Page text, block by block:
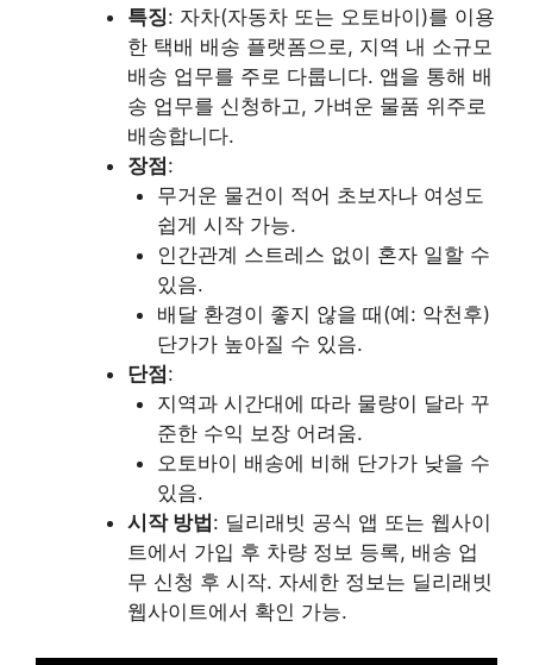
특징: 자차(자동차 또는 오토바이)를 이용
한 택배 배송 플랫폼으로, 지역 내 소규모
배송 업무를 주로 다룹니다. 앱을 통해 배
송 업무를 신청하고, 가벼운 물품 위주로
배송합니다.
장점 :
무거운 물건이 적어 초보자나 여성도
쉽게 시작 가능.
인간관계 스트레스 없이 혼자 일할 수
있음.
배달 환경이 좋지 않을 때(예: 악천후)
단가가 높아질 수 있음.
단점 :
지역과 시간대에 따라 물량이 달라 꾸
준한 수익 보장 어려움.
오토바이 배송에 비해 단가가 낮을 수
있음.
시작 방법 : 딜리래빗 공식 앱 또는 웹사이
트에서 가입 후 차량 정보 등록, 배송 업
무 신청 후 시작. 자세한 정보는 딜리래빗
웹사이트에서 확인 가능.